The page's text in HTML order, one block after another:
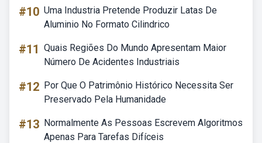
#10 Uma Industria Pretende Produzir Latas De
Aluminio No Formato Cilindrico
#11 Quais Regiões Do Mundo Apresentam Maior
Número De Acidentes Industriais
#12 Por Que O Patrimônio Histórico Necessita Ser
Preservado Pela Humanidade
#13 Normalmente As Pessoas Escrevem Algoritmos
Apenas Para Tarefas Difíceis